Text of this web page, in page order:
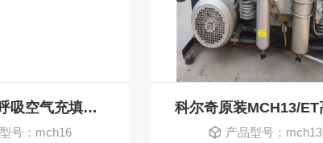
MCH16/ET呼吸空气充填泵科尔奇厂家代理
号：mch16 产品型号：mch13